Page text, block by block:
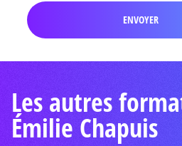
Les autres
Émilie Chapuis